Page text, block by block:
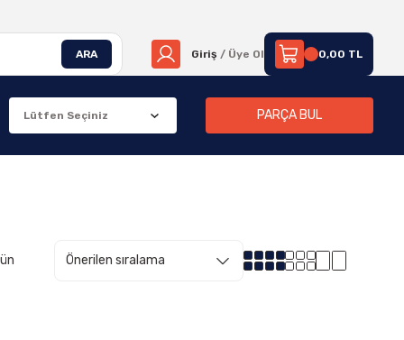
ARA Giriş / Üye Ol 0,00 TL
PARÇA BUL